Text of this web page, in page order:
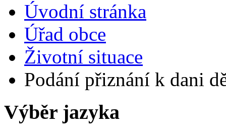
Úvodní stránka
Úřad obce
Životní situace
Podání přiznání k dani
Výběr jazyka